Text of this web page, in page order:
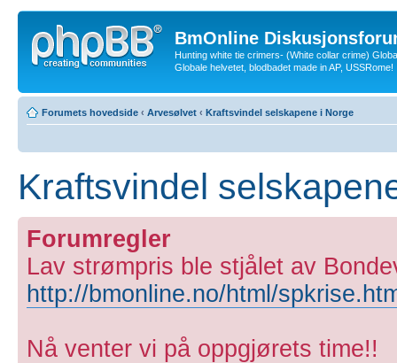
BmOnline
Hunting white tie crimers- (White collar crime)
Globale helvetet, blodbadet made in AP, USSRome!
Forumets hovedside ‹ Arvesølvet ‹ Kraftsvindel selskapene i Norge
Kraftsvindel
Forumregler
Lav strømpris ble stjålet av
http://bmonline.no/html/
Nå venter vi på oppgjørets time!!